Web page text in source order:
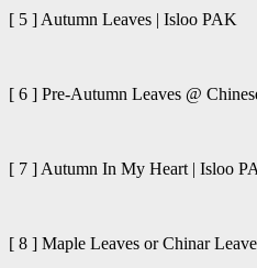
[ 5 ] Autumn Leaves | Isloo PAK
[ 6 ] Pre-Autumn Leaves @
[ 7 ] Autumn In My Heart | Isloo
[ 8 ] Maple Leaves or Chinar